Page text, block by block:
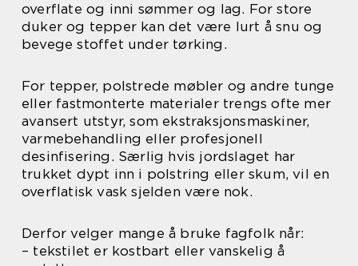
overflate og inni sømmer og lag. For store
duker og tepper kan det være lurt å snu og
bevege stoffet under tørking.
For tepper, polstrede møbler og andre tunge
eller fastmonterte materialer trengs ofte mer
avansert utstyr, som ekstraksjonsmaskiner,
varmebehandling eller profesjonell
desinfisering. Særlig hvis jordslaget har
trukket dypt inn i polstring eller skum, vil en
overflatisk vask sjelden være nok.
Derfor velger mange å bruke fagfolk når:
– tekstilet er kostbart eller vanskelig å